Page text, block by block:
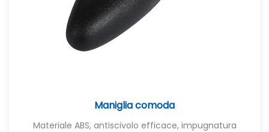
Maniglia comoda
Materiale ABS, antiscivolo efficace, impugnatura